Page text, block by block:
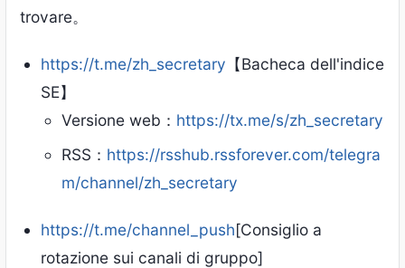
trovare。
https://t.me/zh_secretary 【Bacheca dell'indice
SE】
Versione web： https://tx.me/s/zh_secretary
RSS： https://rsshub.rssforever.com/telegra
m/channel/zh_secretary
https://t.me/channel_push[Consiglio a
rotazione sui canali di gruppo]